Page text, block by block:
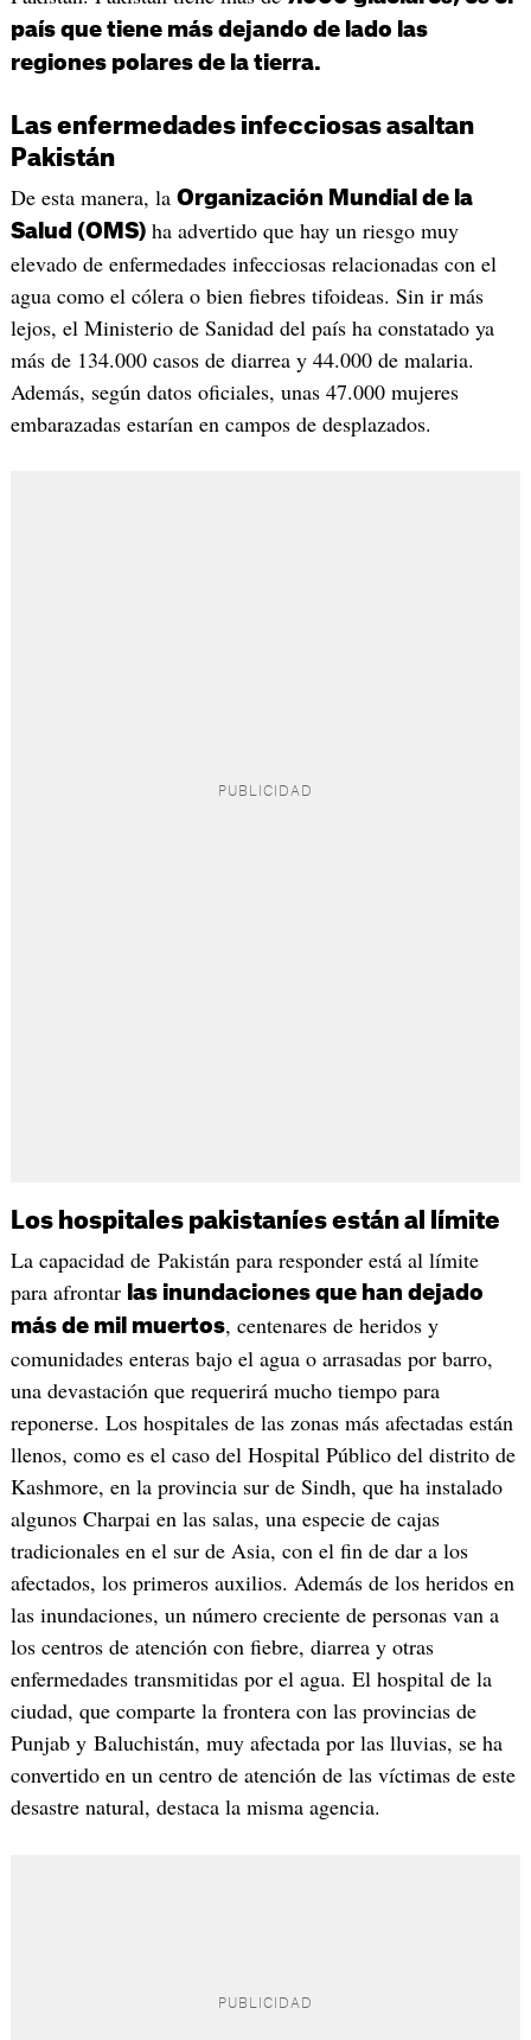
país que tiene más dejando de lado las
regiones polares de la tierra.
Las enfermedades infecciosas asaltan
Pakistán
De esta manera, la Organización Mundial de la
Salud (OMS)ha advertido que hay un riesgo muy
elevado de enfermedades infecciosas relacionadas con el
agua como el cólera o bien fiebres tifoideas. Sin ir más
lejos, el Ministerio de Sanidad del país ha constatado ya
más de 134.000 casos de diarrea y 44.000 de malaria.
Además, según datos oficiales, unas 47.000 mujeres
embarazadas estarían en campos de desplazados.
Los hospitales pakistaníes están al límite
La capacidad de Pakistán para responder está al límite
para afrontar las inundaciones que han dejado
más de mil muertos, centenares de heridos y
comunidades enteras bajo el agua o arrasadas por barro,
una devastación que requerirá mucho tiempo para
reponerse. Los hospitales de las zonas más afectadas están
llenos, como es el caso del Hospital Público del distrito de
Kashmore, en la provincia sur de Sindh, que ha instalado
algunos Charpai en las salas, una especie de cajas
tradicionales en el sur de Asia, con el fin de dar a los
afectados, los primeros auxilios. Además de los heridos en
las inundaciones, un número creciente de personas van a
los centros de atención con fiebre, diarrea y otras
enfermedades transmitidas por el agua. El hospital de la
ciudad, que comparte la frontera con las provincias de
Punjab y Baluchistán, muy afectada por las lluvias, se ha
convertido en un centro de atención de las víctimas de este
desastre natural, destaca la misma agencia.